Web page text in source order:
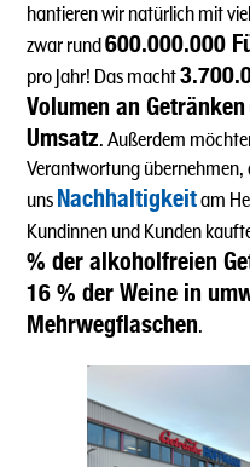
hantieren wir natürlich mit
zwar rund600.000.000
pro Jahr! Das macht
Volumen an Getränken
Umsatz. Außerdem
Verantwortung übernehmen,
uns Nachhaltigkeitam
Kundinnen und Kunden
% der alkoholfreien
16 % der Weine in
Mehrwegflaschen.